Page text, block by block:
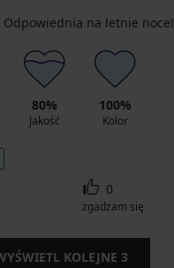
Odpowiednia na letnie noce!
80%
Jakość
100%
Kolor
0
zgadzam się
KOLEJNE 3